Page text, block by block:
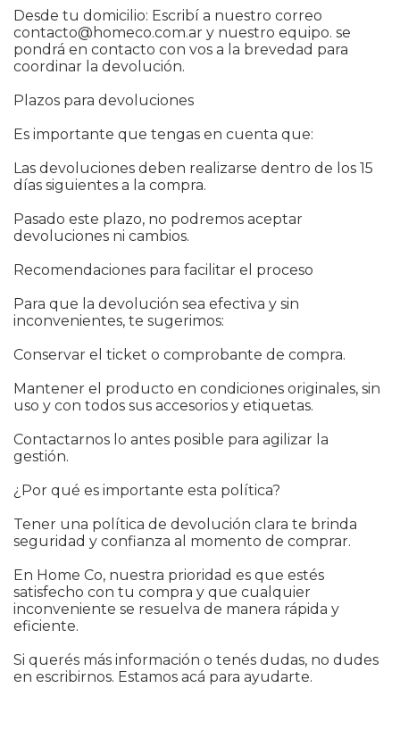
Desde tu domicilio: Escribí a nuestro correo
contacto@homeco.com.ar y nuestro equipo. se
pondrá en contacto con vos a la brevedad para
coordinar la devolución.
Plazos para devoluciones
Es importante que tengas en cuenta que:
Las devoluciones deben realizarse dentro de los 15
días siguientes a la compra.
Pasado este plazo, no podremos aceptar
devoluciones ni cambios.
Recomendaciones para facilitar el proceso
Para que la devolución sea efectiva y sin
inconvenientes, te sugerimos:
Conservar el ticket o comprobante de compra.
Mantener el producto en condiciones originales, sin
uso y con todos sus accesorios y etiquetas.
Contactarnos lo antes posible para agilizar la
gestión.
¿Por qué es importante esta política?
Tener una política de devolución clara te brinda
seguridad y confianza al momento de comprar.
En Home Co, nuestra prioridad es que estés
satisfecho con tu compra y que cualquier
inconveniente se resuelva de manera rápida y
eficiente.
Si querés más información o tenés dudas, no dudes
en escribirnos. Estamos acá para ayudarte.